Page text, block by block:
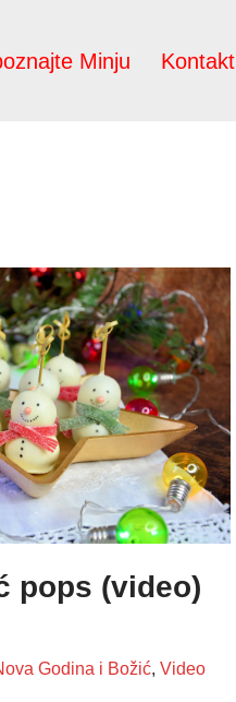
Minju Kontakt
pops (video)
Godina i Božić, Video